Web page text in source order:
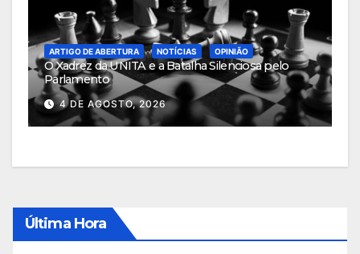
ARTIGO DE ABERTURA NOTÍCIAS OPINIÃO
O Xadrez da UNITA e a Batalha Silenciosa pelo
Parlamento
4 DE AGOSTO, 2026
Última Hora